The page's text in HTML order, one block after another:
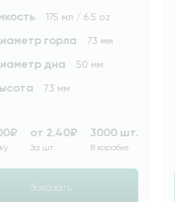
Ёмкость 175 мл / 6.5 oz
Диаметр горла
Диаметр дна
Высота
7 200₽
коробку
от 2.40₽ 3000 шт.
В коробке
Заказать